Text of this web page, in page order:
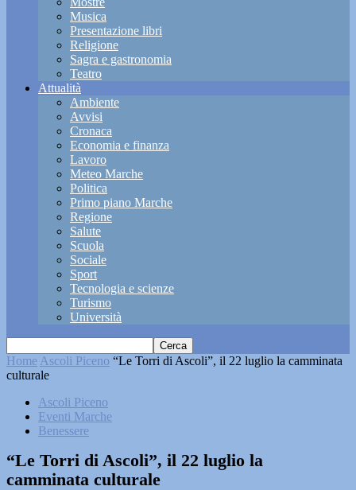
Musica
Presentazione libri
Religione
Sagra e gastronomia
Teatro
Attualità
Ambiente
Avvisi
Cronaca
Economia e finanza
Lavoro
Meteo Marche
Politica
Primo piano Marche
Regione
Salute
Scuola
Sociale
Sport
Tecnologia e scienze
Turismo
Università
Home Ascoli Piceno “Le Torri di Ascoli”, il 22 luglio la camminata
culturale
Ascoli Piceno
Eventi Marche
Benessere
“Le Torri di Ascoli”, il 22 luglio la
camminata culturale